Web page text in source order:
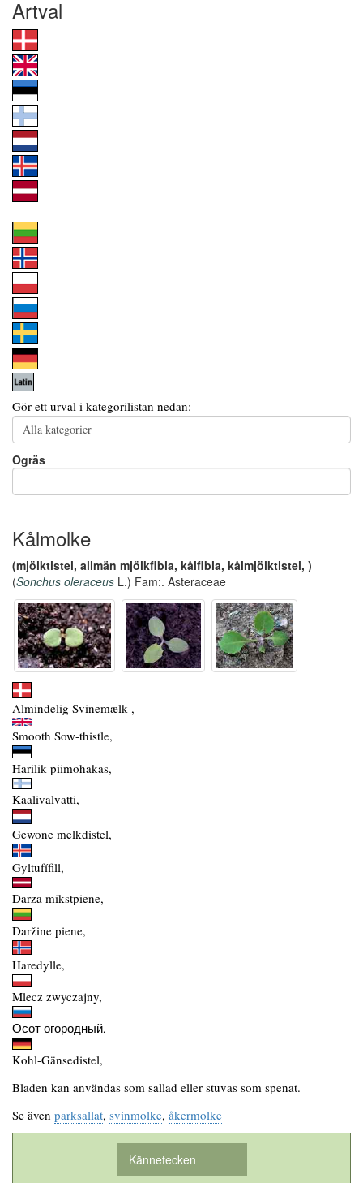
Artval
Gör ett urval i kategorilistan nedan:
Ogräs
Kålmolke
(mjölktistel, allmän mjölkfibla, kålfibla, kålmjölktistel, )
(Sonchus oleraceus L.) Fam:. Asteraceae
Almindelig Svinemælk ,
Smooth Sow-thistle,
Harilik piimohakas,
Kaalivalvatti,
Gewone melkdistel,
Gyltufífill,
Darza mikstpiene,
Daržine piene,
Haredylle,
Mlecz zwyczajny,
Осот огородный,
Kohl-Gänsedistel,
Bladen kan användas som sallad eller stuvas som spenat.
Se även parksallat, svinmolke, åkermolke
Kännetecken